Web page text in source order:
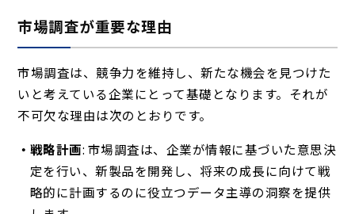
市場調査が重要な理由
市場調査は、競争力を維持し、新たな機会を見つけた
いと考えている企業にとって基礎となります。それが
不可欠な理由は次のとおりです。
戦略計画: 市場調査は、企業が情報に基づいた意思決
定を行い、新製品を開発し、将来の成長に向けて戦
略的に計画するのに役立つデータ主導の洞察を提供